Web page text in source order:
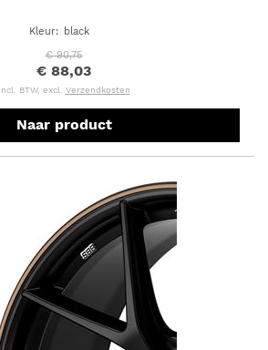
Kleur: black
€ 90,75
€ 88,03
incl. BTW, excl. Verzendkosten
Naar product